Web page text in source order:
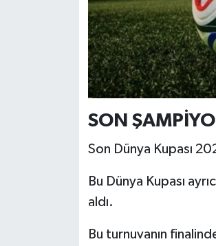
SON
Son Dünya Kupası
Bu Dünya Kupası
aldı.
Bu turnuvanın